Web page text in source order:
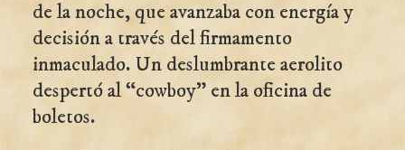
de la noche, que avanzaba con energía y
decisión a través del firmamento
inmaculado. Un deslumbrante aerolito
despertó al “cowboy" en la oficina de
boletos.